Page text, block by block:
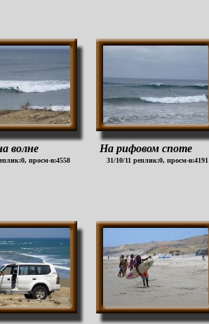
волне
просм-в:4558
На рифовом споте
31/10/11 реплик:0, просм-в:4191